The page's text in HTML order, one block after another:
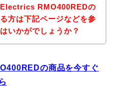
RMO400REDの
方は下記ページなどを参
いかがでしょうか？
の商品を今すぐ